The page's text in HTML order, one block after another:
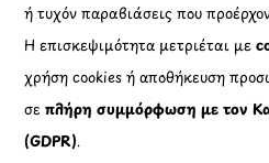
ή τυχόν παραβιάσεις που
Η επισκεψιμότητα μετριέται με
χρήση cookies ή αποθήκευση
σεπλήρη συμμόρφωση με τον
(GDPR).